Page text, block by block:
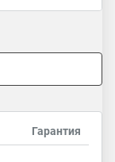
Гарантия